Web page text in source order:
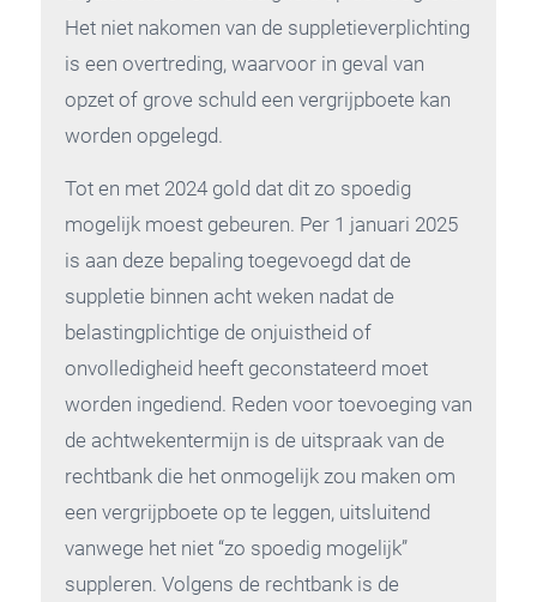
Het niet nakomen van de suppletieverplichting
is een overtreding, waarvoor in geval van
opzet of grove schuld een vergrijpboete kan
worden opgelegd.
Tot en met 2024 gold dat dit zo spoedig
mogelijk moest gebeuren. Per 1 januari 2025
is aan deze bepaling toegevoegd dat de
suppletie binnen acht weken nadat de
belastingplichtige de onjuistheid of
onvolledigheid heeft geconstateerd moet
worden ingediend. Reden voor toevoeging van
de achtwekentermijn is de uitspraak van de
rechtbank die het onmogelijk zou maken om
een vergrijpboete op te leggen, uitsluitend
vanwege het niet “zo spoedig mogelijk”
suppleren. Volgens de rechtbank is de